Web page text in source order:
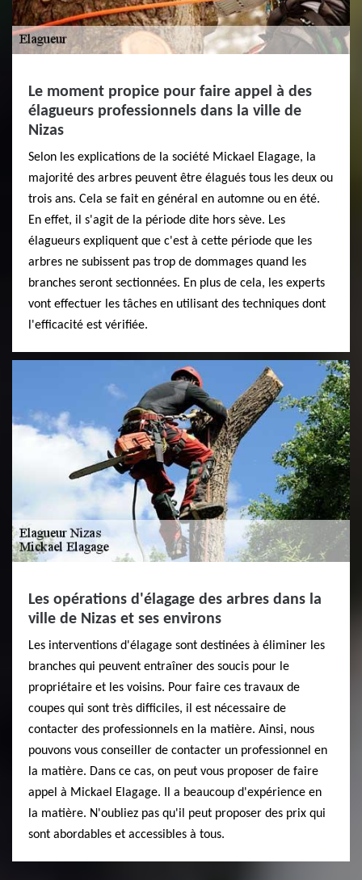
Le moment propice pour faire appel à des
élagueurs professionnels dans la ville de
Nizas
Selon les explications de la société Mickael Elagage, la
majorité des arbres peuvent être élagués tous les deux ou
trois ans. Cela se fait en général en automne ou en été.
En effet, il s'agit de la période dite hors sève. Les
élagueurs expliquent que c'est à cette période que les
arbres ne subissent pas trop de dommages quand les
branches seront sectionnées. En plus de cela, les experts
vont effectuer les tâches en utilisant des techniques dont
l'efficacité est vérifiée.
Les opérations d'élagage des arbres dans la
ville de Nizas et ses environs
Les interventions d'élagage sont destinées à éliminer les
branches qui peuvent entraîner des soucis pour le
propriétaire et les voisins. Pour faire ces travaux de
coupes qui sont très difficiles, il est nécessaire de
contacter des professionnels en la matière. Ainsi, nous
pouvons vous conseiller de contacter un professionnel en
la matière. Dans ce cas, on peut vous proposer de faire
appel à Mickael Elagage. Il a beaucoup d'expérience en
la matière. N'oubliez pas qu'il peut proposer des prix qui
sont abordables et accessibles à tous.